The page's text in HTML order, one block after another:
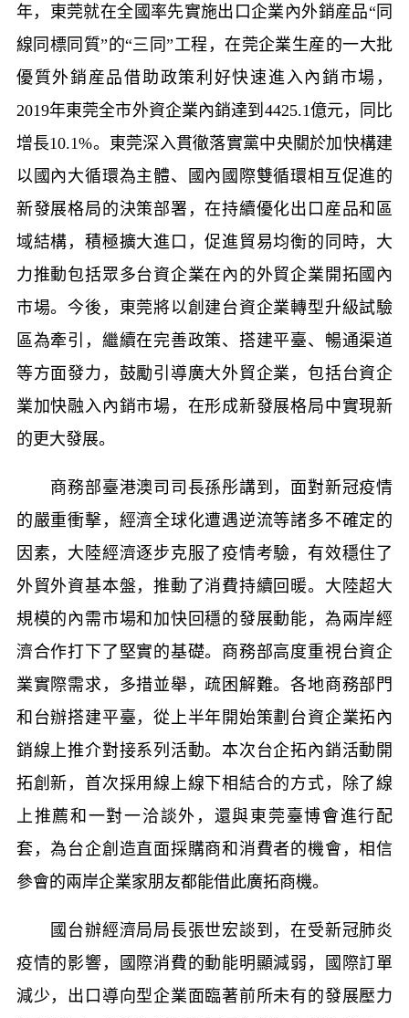
年，東莞就在全國率先實施出口企業內外銷産品“同
線同標同質”的“三同”工程，在莞企業生産的一大批
優質外銷産品借助政策利好快速進入內銷市場，
2019年東莞全市外資企業內銷達到 4425.1億元，同比
增長10.1%。東莞深入貫徹落實黨中央關於加快構建
以國內大循環為主體、國內國際雙循環相互促進的
新發展格局的決策部署，在持續優化出口産品和區
域結構，積極擴大進口，促進貿易均衡的同時，大
力推動包括眾多台資企業在內的外貿企業開拓國內
市場。今後，東莞將以創建台資企業轉型升級試驗
區為牽引，繼續在完善政策、搭建平臺、暢通渠道
等方面發力，鼓勵引導廣大外貿企業，包括台資企
業加快融入內銷市場，在形成新發展格局中實現新
的更大發展。
商務部臺港澳司司長孫彤講到，面對新冠疫情
的嚴重衝擊，經濟全球化遭遇逆流等諸多不確定的
因素，大陸經濟逐步克服了疫情考驗，有效穩住了
外貿外資基本盤，推動了消費持續回暖。大陸超大
規模的內需市場和加快回穩的發展動能，為兩岸經
濟合作打下了堅實的基礎。商務部高度重視台資企
業實際需求，多措並舉，疏困解難。各地商務部門
和台辦搭建平臺，從上半年開始策劃台資企業拓內
銷線上推介對接系列活動。本次台企拓內銷活動開
拓創新，首次採用線上線下相結合的方式，除了線
上推薦和一對一洽談外，還與東莞臺博會進行配
套，為台企創造直面採購商和消費者的機會，相信
參會的兩岸企業家朋友都能借此廣拓商機。
國台辦經濟局局長張世宏談到，在受新冠肺炎
疫情的影響，國際消費的動能明顯減弱，國際訂單
減少，出口導向型企業面臨著前所未有的發展壓力